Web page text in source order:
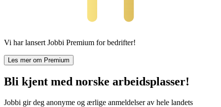
Vi har lansert Jobbi Premium for bedrifter!
Les mer om Premium
Bli kjent med norske arbeidsplasser!
Jobbi gir deg anonyme og ærlige anmeldelser av hele landets